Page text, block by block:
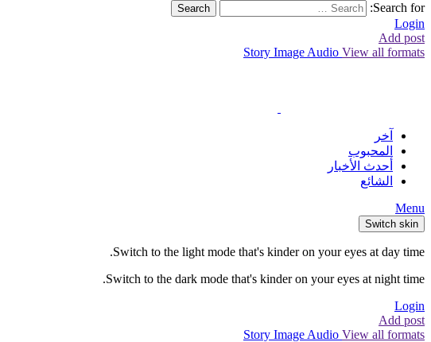
Search for:
Search
Login
Add post
Story Image Audio View all formats
آخر
المحبوب
أحدث الأخبار
الشائع
Menu
Switch skin
Switch to the light mode that's kinder on your eyes at day time.
Switch to the dark mode that's kinder on your eyes at night time.
Login
Add post
Story Image Audio View all formats